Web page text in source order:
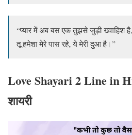
“प्यार में अब बस एक तुझसे जुड़ी ख्वाहिश है,
तू हमेशा मेरे पास रहे, ये मेरी दुआ है।”
Love Shayari 2 Line in
शायरी